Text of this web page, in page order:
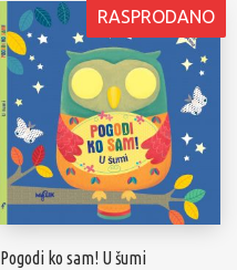
RASPRODANO
Pogodi ko sam! U šumi